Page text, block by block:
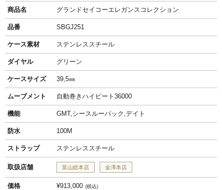
商品名 グランドセイコーエレガンスコレクション
品番 SBGJ251
ケース素材 ステンレススチール
ダイヤル グリーン
ケースサイズ 39,5㎜
ムーブメント 自動巻きハイビート36000
機能 GMT,シースルーバック,デイト
防水 100M
ストラップ ステンレススチール
取扱店舗 富山総本店 金澤本店
価格 ¥913,000 税込